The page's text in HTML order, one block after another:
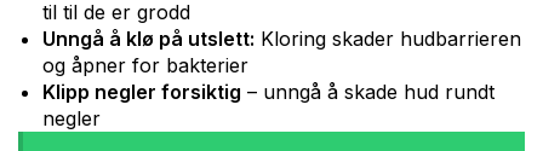
til til de er grodd
Unngå å klø på utslett: Kloring skader hudbarrieren
og åpner for bakterier
Klipp negler forsiktig – unngå å skade hud rundt
negler